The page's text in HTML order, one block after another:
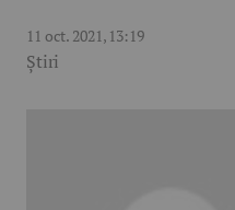
11 oct. 2021, 13:19
Știri